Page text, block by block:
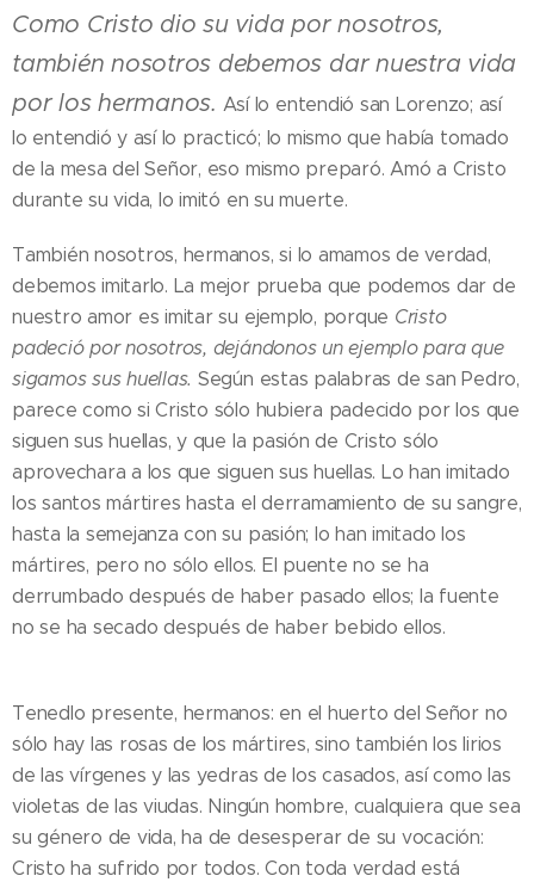
Como Cristo dio su vida por nosotros,
también nosotros debemos dar nuestra vida
por los hermanos. Así lo entendió san Lorenzo; así
lo entendió y así lo practicó; lo mismo que había tomado
de la mesa del Señor, eso mismo preparó. Amó a Cristo
durante su vida, lo imitó en su muerte.
También nosotros, hermanos, si lo amamos de verdad,
debemos imitarlo. La mejor prueba que podemos dar de
nuestro amor es imitar su ejemplo, porque Cristo
padeció por nosotros, dejándonos un ejemplo para que
sigamos sus huellas. Según estas palabras de san Pedro,
parece como si Cristo sólo hubiera padecido por los que
siguen sus huellas, y que la pasión de Cristo sólo
aprovechara a los que siguen sus huellas. Lo han imitado
los santos mártires hasta el derramamiento de su sangre,
hasta la semejanza con su pasión; lo han imitado los
mártires, pero no sólo ellos. El puente no se ha
derrumbado después de haber pasado ellos; la fuente
no se ha secado después de haber bebido ellos.
Tenedlo presente, hermanos: en el huerto del Señor no
sólo hay las rosas de los mártires, sino también los lirios
de las vírgenes y las yedras de los casados, así como las
violetas de las viudas. Ningún hombre, cualquiera que sea
su género de vida, ha de desesperar de su vocación:
Cristo ha sufrido por todos. Con toda verdad está